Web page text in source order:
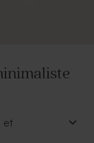
et